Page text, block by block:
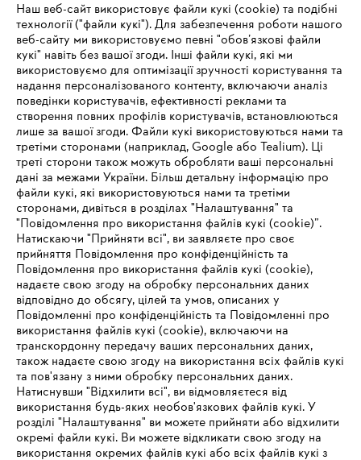
Зареєструватись зараз
#STIHL
Про компанію STIHL
Запитання та відповіді
Сервіс
IHR BROWSER WIRD NICHT
UNTERSTÜTZT
Наш веб-сайт використовує файли кукі (cookie) та подібні
технології ("файли кукі"). Для забезпечення роботи нашого
веб-сайту ми використовуємо певні "обов’язкові файли
кукі" навіть без вашої згоди. Інші файли кукі, які ми
використовуємо для оптимізації зручності користування та
надання персоналізованого контенту, включаючи аналіз
поведінки користувачів, ефективності реклами та
створення повних профілів користувачів, встановлюються
лише за вашої згоди. Файли кукі використовуються нами та
третіми сторонами (наприклад, Google або Tealium). Ці
треті сторони також можуть обробляти ваші персональні
дані за межами України. Більш детальну інформацію про
файли кукі, які використовуються нами та третіми
сторонами, дивіться в розділах "Налаштування" та
"Повідомлення про використання файлів кукі (cookie)”.
Натискаючи "Прийняти всі", ви заявляєте про своє
прийняття Повідомлення про конфіденційність та
Повідомлення про використання файлів кукі (cookie),
надаєте свою згоду на обробку персональних даних
відповідно до обсягу, цілей та умов, описаних у
Повідомленні про конфіденційність та Повідомленні про
використання файлів кукі (cookie), включаючи на
транскордонну передачу ваших персональних даних,
також надаєте свою згоду на використання всіх файлів кукі
та пов'язану з ними обробку персональних даних.
Натиснувши "Відхилити всі", ви відмовляєтеся від
використання будь-яких необов'язкових файлів кукі. У
розділі "Налаштування" ви можете прийняти або відхилити
окремі файли кукі. Ви можете відкликати свою згоду на
використання окремих файлів кукі або всіх файлів кукі з